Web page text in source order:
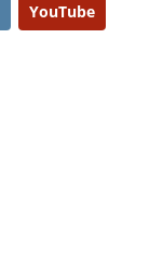
YouTube